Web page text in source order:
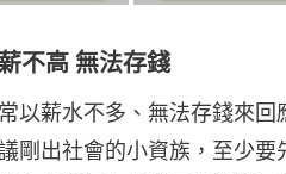
不高 無法存錢
以薪水不多、無法存錢來
剛出社會的小資族，至少